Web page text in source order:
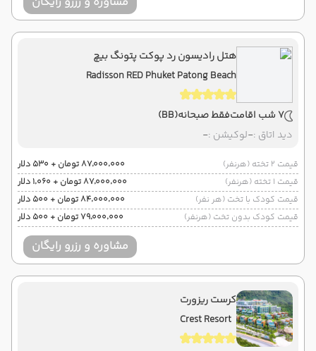
هتل رادیسون رد پوکت پتونگ بیچ
Radisson RED Phuket Patong Beach
7 شب اقامت فقط صبحانه(BB)
دید اتاق :-لوکیشن :-
قیمت 2 تخته (هرنفر)
۸۷٬۰۰۰٬۰۰۰ تومان + ۵۳۰ دلار
قیمت 1 تخته (هرنفر)
۸۷٬۰۰۰٬۰۰۰ تومان + ۱٬۰۶۰ دلار
قیمت کودک با تخت (هر نفر)
۸۴٬۰۰۰٬۰۰۰ تومان + ۵۰۰ دلار
قیمت کودک بدون تخت (هرنفر)
۷۹٬۰۰۰٬۰۰۰ تومان + ۵۰۰ دلار
مشاوره و رزرو رایگان
کرست ریزورت
Crest Resort